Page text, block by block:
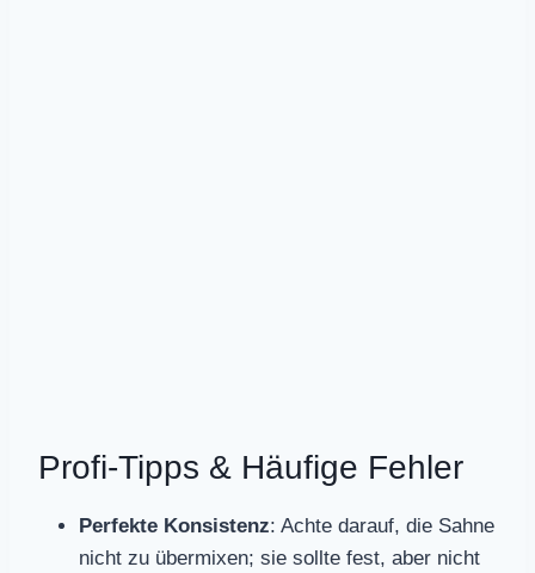
Profi-Tipps & Häufige Fehler
Perfekte Konsistenz: Achte darauf, die Sahne
nicht zu übermixen; sie sollte fest, aber nicht